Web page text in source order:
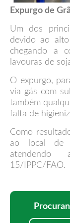
Expurgo de
Um dos
devido ao
chegando a
lavouras de
O expurgo,
via gás com
também
falta de
Como
ao local de
atendendo
15/IPPC/FAO.